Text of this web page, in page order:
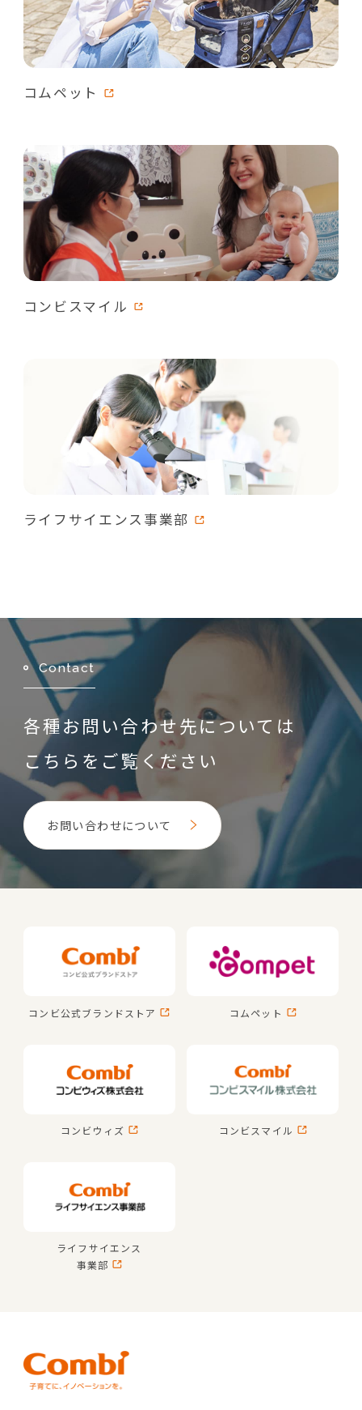
コムペット
コンビスマイル
ライフサイエンス事業部
Contact
各種お問い合わせ先については
こちらをご覧ください
お問い合わせについて
コンビ公式ブランドストア コムペット
コンビウィズ コンビスマイル
ライフサイエンス
事業部